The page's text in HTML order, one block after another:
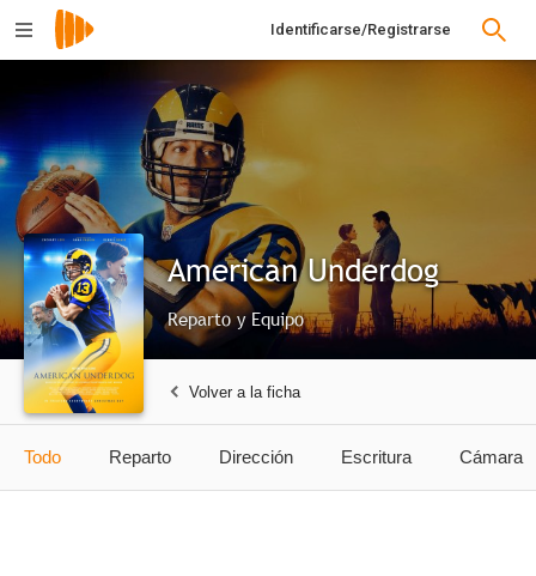
Identificarse/Registrarse
American Underdog
Reparto y Equipo
Volver a la ficha
Todo Reparto Dirección Escritura Cámara